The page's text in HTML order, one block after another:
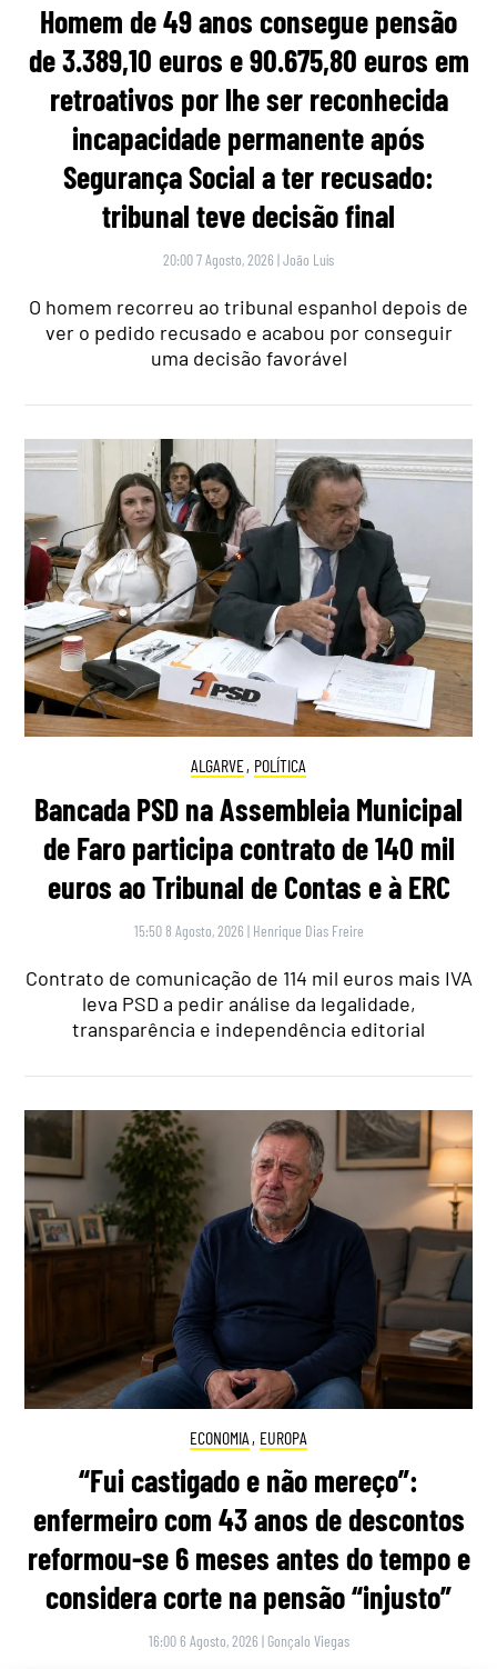
Homem de 49 anos consegue pensão
de 3.389,10 euros e 90.675,80 euros em
retroativos por lhe ser reconhecida
incapacidade permanente após
Segurança Social a ter recusado:
tribunal teve decisão final
20:00 7 Agosto, 2026 |João Luís
O homem recorreu ao tribunal espanhol depois de
ver o pedido recusado e acabou por conseguir
uma decisão favorável
ALGARVE, POLÍTICA
Bancada PSD na Assembleia Municipal
de Faro participa contrato de 140 mil
euros ao Tribunal de Contas e à ERC
15:50 8 Agosto, 2026 | Henrique Dias Freire
Contrato de comunicação de 114 mil euros mais IVA
leva PSD a pedir análise da legalidade,
transparência e independência editorial
ECONOMIA , EUROPA
“Fui castigado e não mereço”:
enfermeiro com 43 anos de descontos
reformou-se 6 meses antes do tempo e
considera corte na pensão “injusto”
16:00 6 Agosto, 2026 | Gonçalo Viegas